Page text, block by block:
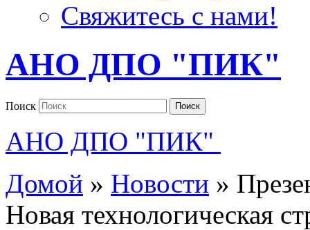
Свяжитесь с нами!
АНО ДПО "ПИК"
Поиск Поиск
АНО ДПО "ПИК"
Домой » Новости »
Новая технологическая